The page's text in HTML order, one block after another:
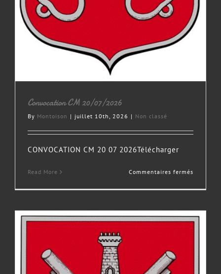
Convocation CM 20/07/2026
By Montoison | juillet 10th, 2026 | Non classé
CONVOCATION CM 20 07 2026Télécharger
Read More Commentaires fermés
CM